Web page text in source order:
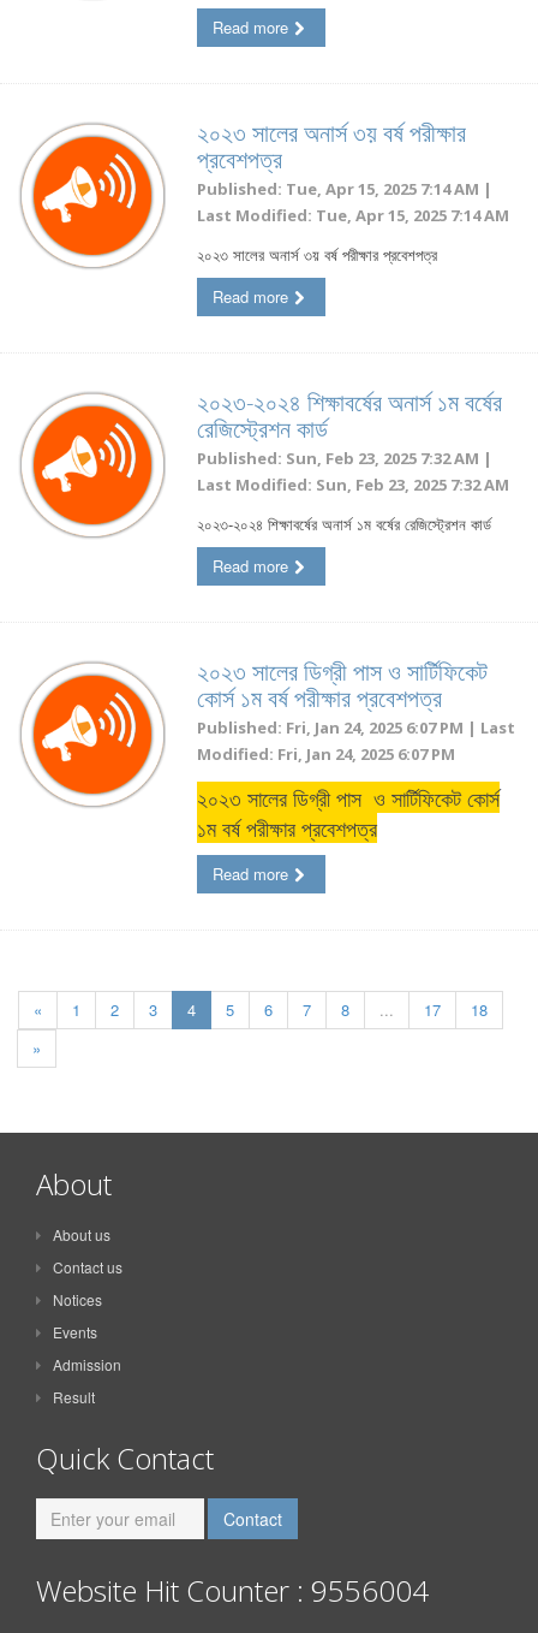
Read more
২০২৩ সালের অনার্স ৩য় বর্ষ পরীক্ষার
প্রবেশপত্র
Published: Tue, Apr 15, 2025 7:14 AM |
Last Modified: Tue, Apr 15, 2025 7:14 AM
২০২৩ সালের অনার্স ৩য় বর্ষ পরীক্ষার প্রবেশপত্র
Read more
২০২৩-২০২৪ শিক্ষাবর্ষের অনার্স ১ম বর্ষের
রেজিস্ট্রেশন কার্ড
Published: Sun, Feb 23, 2025 7:32 AM |
Last Modified: Sun, Feb 23, 2025 7:32 AM
২০২৩-২০২৪ শিক্ষাবর্ষের অনার্স ১ম বর্ষের রেজিস্ট্রেশন কার্ড
Read more
২০২৩ সালের ডিগ্রী পাস ও সার্টিফিকেট
কোর্স ১ম বর্ষ পরীক্ষার প্রবেশপত্র
Published: Fri, Jan 24, 2025 6:07 PM | Last
Modified: Fri, Jan 24, 2025 6:07 PM
২০২৩ সালের ডিগ্রী পাস ও সার্টিফিকেট কোর্স
১ম বর্ষ পরীক্ষার প্রবেশপত্র
Read more
« 1 2 3 4 5 6 7 8 ... 17
18
»
About
About us
Contact us
Notices
Events
Admission
Result
Quick Contact
Website Hit Counter : 9556004